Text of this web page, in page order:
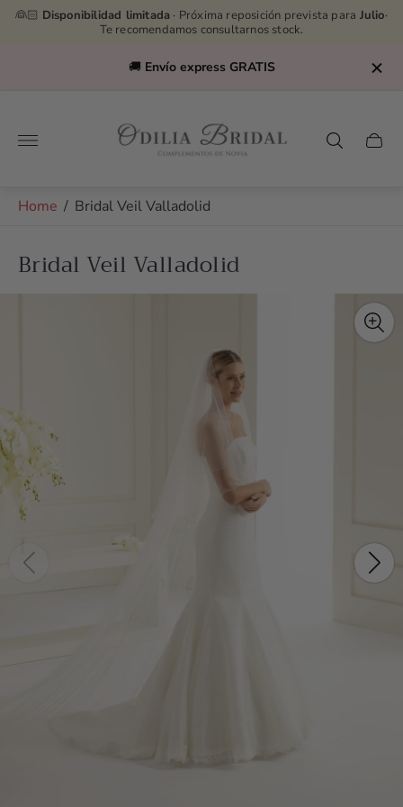
👰🏻 Disponibilidad limitada · Próxima reposición prevista para Julio·
Te recomendamos consultarnos stock.
🚚 Envío express GRATIS
Store
logo"
Cart
Home / Bridal Veil Valladolid
Bridal Veil Valladolid